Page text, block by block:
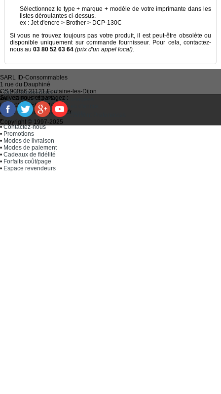
Sélectionnez le type + marque + modèle de votre imprimante dans les
listes déroulantes ci-dessus.
ex : Jet d'encre > Brother > DCP-130C
Si vous ne trouvez toujours pas votre produit, il est peut-être obsolète ou
disponible uniquement sur commande fournisseur. Pour cela, contactez-
nous au 03 80 52 63 64 (prix d'un appel local).
SARL ID-Consommables
1 rue du Dauphiné
CS 90056 21121Fontaine-les-Dijon
Tel :03 80 52 63 64
Fax :03 80 58 81 10
Email : idc@imprimantes.fr
•Qui sommes-nous ?
•Recycler ses cartouches usagées
• Bien choisir ses cartouches d'encre
•
Conditions générales de vente
•Plan du site
•Contactez-nous
• Promotions
• Modes de livraison
• Modes de paiement
• Cadeaux de fidélité
• Forfaits coût/page
• Espace revendeurs
Suivez-nous et partagez :
Consent Preferences
Copyright © 1997-2025